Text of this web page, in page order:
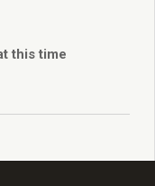
this time